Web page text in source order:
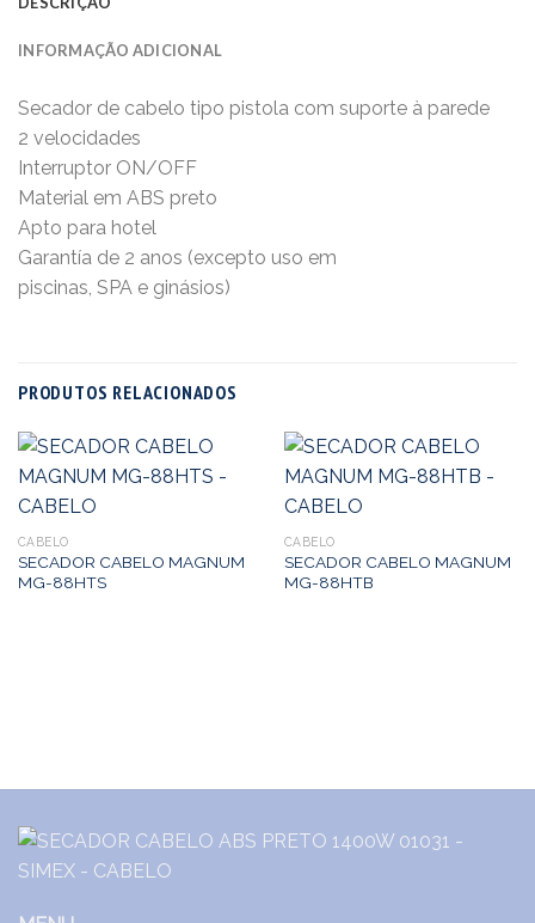
INFORMAÇÃO ADICIONAL
Secador de cabelo tipo pistola com suporte à parede
2 velocidades
Interruptor ON/OFF
Material em ABS preto
Apto para hotel
Garantía de 2 anos (excepto uso em
piscinas, SPA e ginásios)
PRODUTOS RELACIONADOS
CABELO
SECADOR CABELO MAGNUM
MG-88HTS
CABELO
SECADOR CABELO MAGNUM
MG-88HTB